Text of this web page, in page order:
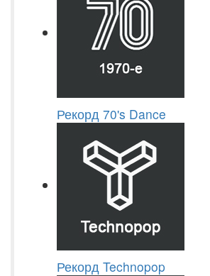
Рекорд 70's Dance
Рекорд Technopop